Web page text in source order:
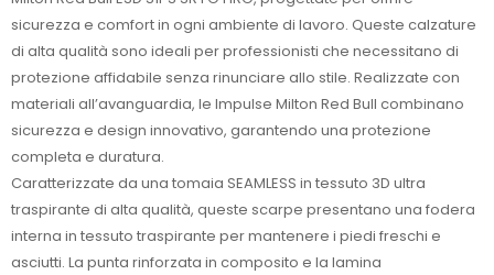
sicurezza e comfort in ogni ambiente di lavoro. Queste calzature
di alta qualità sono ideali per professionisti che necessitano di
protezione affidabile senza rinunciare allo stile. Realizzate con
materiali all’avanguardia, le Impulse Milton Red Bull combinano
sicurezza e design innovativo, garantendo una protezione
completa e duratura.
Caratterizzate da una tomaia SEAMLESS in tessuto 3D ultra
traspirante di alta qualità, queste scarpe presentano una fodera
interna in tessuto traspirante per mantenere i piedi freschi e
asciutti. La punta rinforzata in composito e la lamina